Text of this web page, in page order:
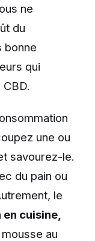
ne
du
bonne
qui
une ou
savourez-le.
du pain ou
le
cuisine,
au